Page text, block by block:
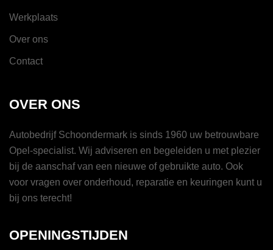
Werkplaats
Over ons
Contact
OVER ONS
Autobedrijf Schoondermark is sinds 1960 uw betrouwbare
Opel-specialist. Wij adviseren en begeleiden u met plezier
bij de aanschaf van een nieuwe of gebruikte auto. Ook
voor vragen over onderhoud, reparatie en keuringen kunt u
bij ons terecht!
OPENINGSTIJDEN